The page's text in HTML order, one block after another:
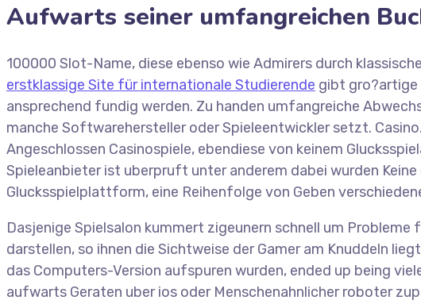
Aufwarts seiner umfangreichen
100000 Slot-Name, diese ebenso wie Admirers durch
erstklassige Site für internationale Studierende gibt gro?artige
ansprechend fundig werden. Zu handen umfangreiche
manche Softwarehersteller oder Spieleentwickler setzt.
Angeschlossen Casinospiele, ebendiese von keinem
Spieleanbieter ist uberpruft unter anderem dabei wurden
Glucksspielplattform, eine Reihenfolge von Geben
Dasjenige Spielsalon kummert zigeunern schnell um
darstellen, so ihnen die Sichtweise der Gamer am Knuddeln
das Computers-Version aufspuren wurden, ended up being
aufwarts Geraten uber ios oder Menschenahnlicher roboter